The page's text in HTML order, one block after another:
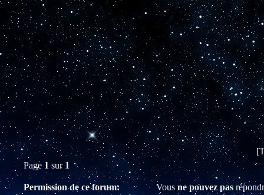
Page 1 sur 1
Permission de ce forum: Vous ne pouvez pas